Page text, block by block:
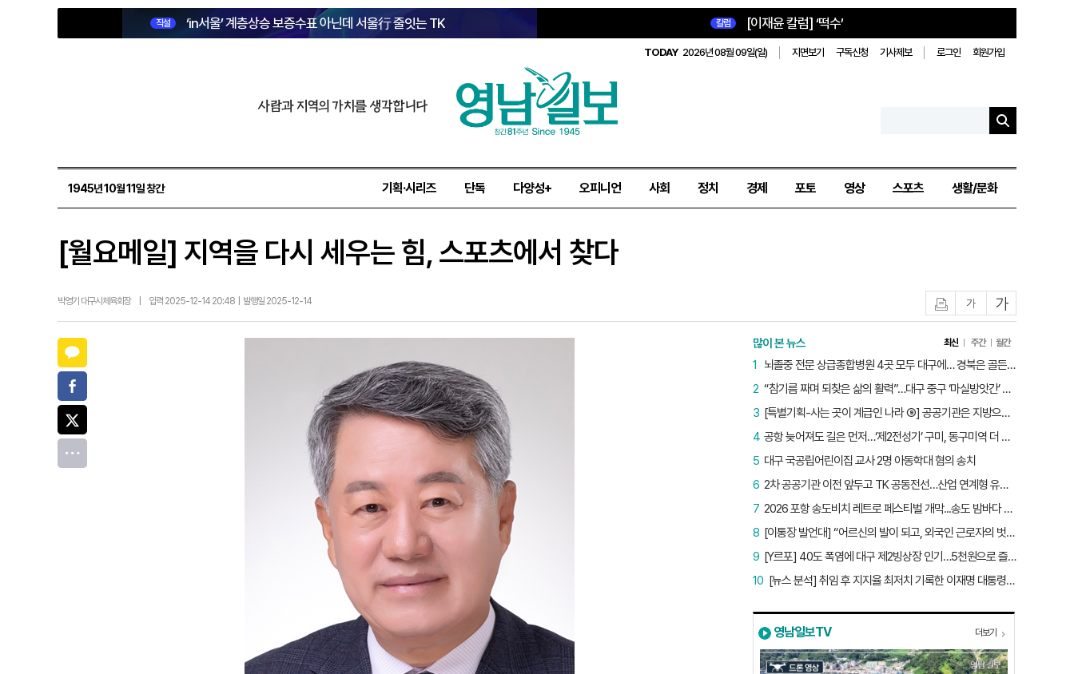
직설 ‘in서울’ 계층상승 보증수표 아닌데 서울行 줄잇는 TK 칼럼 [이재윤 칼럼] ‘떡수’
TODAY 2026년 08월 09일(일) 지면보기 구독신청 기사제보 로그인 회원가입
사람과 지역의 가치를 생각합니다
1945년 10월 11일 창간 기획·시리즈 단독 다양성+ 오피니언 사회 정치 경제 포토 영상 스포츠 생활/문화
[월요메일] 지역을 다시 세우는 힘, 스포츠에서 찾다
박영기 대구시체육회장 입력 2025-12-14 20:48 | 발행일 2025-12-14 글자작게글자크게
많이 본 뉴스 최신 주간 월간
뇌졸중 전문 상급종합병원 4곳 모두 대구에… 경북은 골든타임 사각지대
1
“참기름 짜며 되찾은 삶의 활력”…대구 중구 ‘마실방앗간’ 어르신들의 인생 2막
2
[특별기획-사는 곳이 계급인 나라 ⑨] 공공기관은 지방으로 왔지만, 그들이 사는 곳은 서울이었다
3
공항 늦어져도 길은 먼저…‘제2전성기’ 구미, 동구미역 더 절실
4
대구 국공립어린이집 교사 2명 아동학대 혐의 송치
5
2차 공공기관 이전 앞두고 TK 공동전선…산업 연계형 유치 승부수
6
2026 포항 송도비치 레트로 페스티벌 개막...송도 밤바다 달군 레트로 열기
7
[이통장 발언대] “어르신의 발이 되고, 외국인 근로자의 벗이 되고”…박상철 이장의 ‘사람 농사’
8
[Y르포] 40도 폭염에 대구 제2빙상장 인기…5천원으로 즐기는 ‘피서’
9
[뉴스 분석] 취임 후 지지율 최저치 기록한 이재명 대통령…왜?
10
영남일보TV 더보기